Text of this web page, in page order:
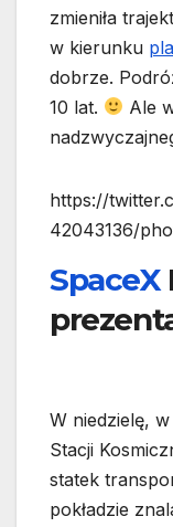
zmieniła
w kierunku
dobrze.
10 lat.
Ale
https://
42043136/
SpaceX
W niedzielę,
Stacji
statek
pokładzie